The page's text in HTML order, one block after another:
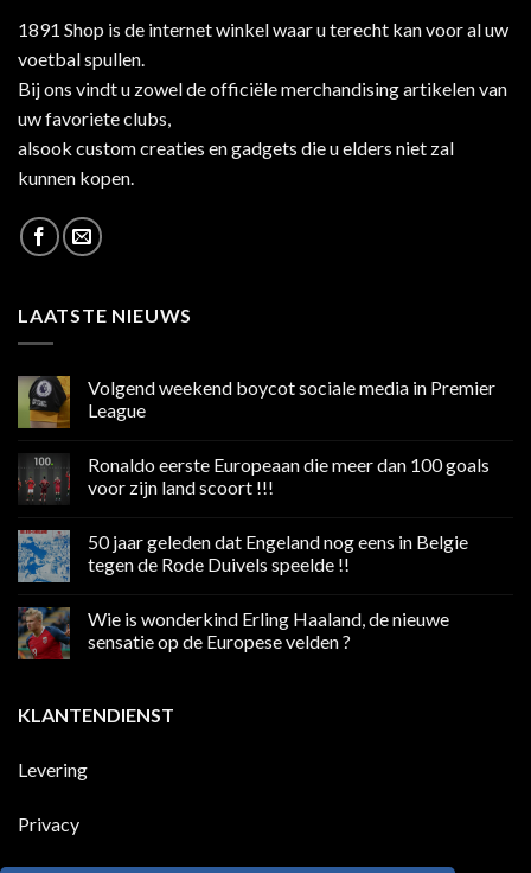
1891 Shop is de internet winkel waar u terecht kan voor al uw
voetbal spullen.
Bij ons vindt u zowel de officiële merchandising artikelen van
uw favoriete clubs,
alsook custom creaties en gadgets die u elders niet zal
kunnen kopen.
LAATSTE NIEUWS
Volgend weekend boycot sociale media in Premier
League
op
weekend
media
in
Premier
Ronaldo eerste Europeaan die meer dan 100 goals
voor zijn land scoort !!!
op
Ronaldo
eerste
meer
100
land
scoort
50 jaar geleden dat Engeland nog eens in Belgie
tegen de Rode Duivels speelde !!
op
jaar
nog
eens
tegen
Wie is wonderkind Erling Haaland, de nieuwe
sensatie op de Europese velden ?
Wie
is
Haaland,
Europese
KLANTENDIENST
Levering
Privacy